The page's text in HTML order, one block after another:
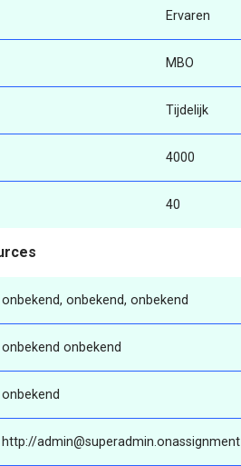
Ervaren
MBO
Tijdelijk
4000
40
onbekend, onbekend, onbekend
onbekend onbekend
onbekend
http://admin@superadmin.onassignment